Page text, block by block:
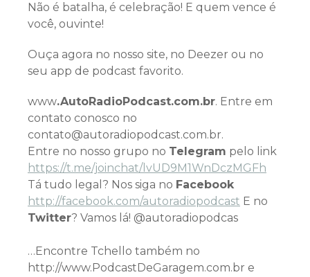
Não é batalha, é celebração! E quem vence é
você, ouvinte!
Ouça agora no nosso site, no Deezer ou no
seu app de podcast favorito.
www.AutoRadioPodcast.com.br. Entre em
contato conosco no
contato@autoradiopodcast.com.br.
Entre no nosso grupo no Telegram pelo link
https://t.me/joinchat/lvUD9M1WnDczMGFh
Tá tudo legal? Nos siga no Facebook
http://facebook.com/autoradiopodcast E no
Twitter? Vamos lá! @autoradiopodcas
…Encontre Tchello também no
http://www.PodcastDeGaragem.com.br e